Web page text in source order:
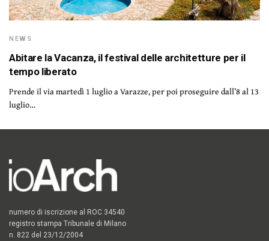
NEWS
Abitare la Vacanza, il festival delle architetture per il
tempo liberato
Prende il via martedì 1 luglio a Varazze, per poi proseguire dall’8 al 13
luglio…
numero di iscrizione al ROC 34540
registro stampa Tribunale di Milano
n. 822 del 23/12/2004